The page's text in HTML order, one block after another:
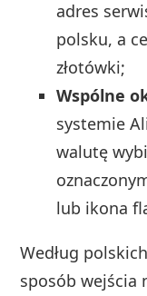
adres
polsku, a
złotówki;
Wspólne
systemie
walutę
lub ikona
Według
sposób wejścia